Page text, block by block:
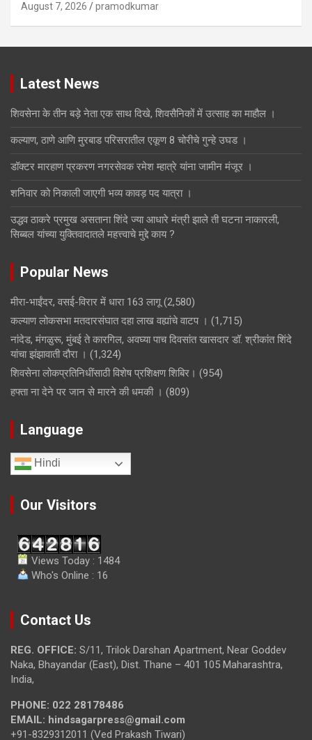
August 7, 2026 pramodkumar
Latest News
शिवसेना के तीन बड़े नेता एक साथ दिखे, शिवसैनिकों में उत्साह का माहौल ।
कल्याण, ठाणे आणि मुरबाड परिसरातील एकूण 8 चोरीचे गुन्हे उघड ।
डॉक्टर मारहाण प्रकरण नगरसेवक रमेश म्हात्रे यांना जामीन मंजूर ।
शनिवार को निकाली जाएगी भव्य कावड़ पद यात्रा ।
उद्धव ठाकरे प्रमुख असताना शिंदे ज्या आधारे मंत्री झाले ती घटना नाकारली,
सिब्बल यांच्या युक्तिवादातले महत्त्वाचे मुद्दे काय ?
Popular News
मीरा-भाईंदर, वसई-विरार में धारा 163 लागू (2,580)
कल्याण लोकसभा मतदारसंघात दहा लाख वह्यांचे वाटप । (1,715)
नांदेड, मंगळुरू, मुंबई ते कारगिल, अवघ्या पाच दिवसांत खासदार डॉ. श्रीकांत शिंदे
यांचा झंझावाती दौरा । (1,324)
शिवसेना लोकप्रतिनिधींसाठी विशेष प्रशिक्षण शिबिर। (954)
हफ्ता ना देने पर जान से मारने की धमकी । (809)
Language
Hindi
Our Visitors
Views Today : 1484
Who's Online : 16
Contact Us
REG. OFFICE: S/11, Trilok Darshan Apartment, Near Goddev
Naka, Bhayandar (East), Dist. Thane – 401 105 Maharashtra,
India,
PHONE: 022 28178486
EMAIL: hindsagarpress@gmail.com
+91-8329312011 (Ved Prakash Tiwari)